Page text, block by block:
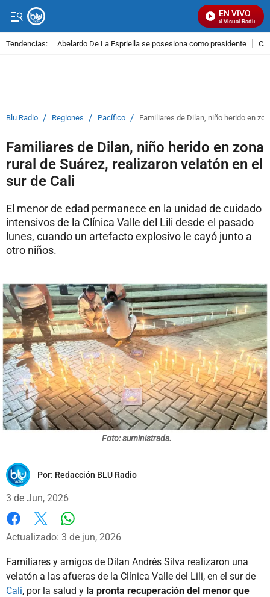
EN VIVO
Señal Visual Radio
Tendencias: Abelardo De La Espriella se posesiona como presidente
Blu Radio / Regiones / Pacífico / Familiares de Dilan, niño herido en
Familiares de Dilan, niño herido en zona
rural de Suárez, realizaron velatón en el
sur de Cali
El menor de edad permanece en la unidad de cuidado
intensivos de la Clínica Valle del Lili desde el pasado
lunes, cuando un artefacto explosivo le cayó junto a
otro niños.
Foto: suministrada.
Por: Redacción BLU Radio
3 de Jun, 2026
Facebook
X
Actualizado: 3 de jun, 2026
Familiares y amigos de Dilan Andrés Silva realizaron una
velatón a las afueras de la Clínica Valle del Lili, en el sur de
Cali, por la salud y la pronta recuperación del menor que